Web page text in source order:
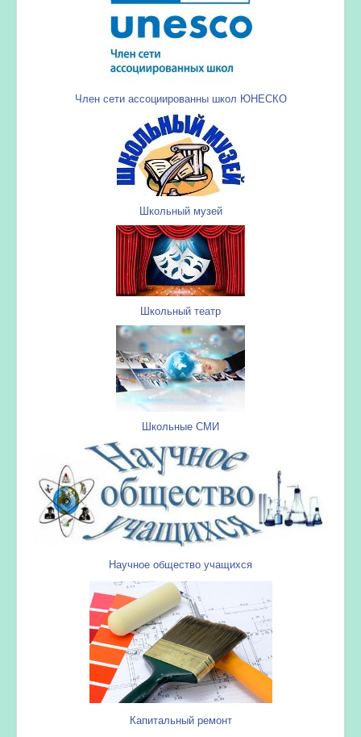
Член сети ассоциированны школ ЮНЕСКО
Школьный музей
Школьный театр
Школьные СМИ
Научное общество учащихся
Капитальный ремонт